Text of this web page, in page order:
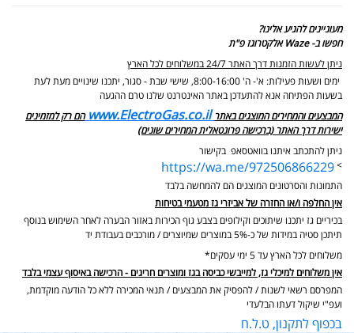
מעוניינים להגיע אלינו?
חפשו ב- Waze אלקטרוגז פ"ת
ניתן לעשות הזמנות דרך האתר 24/7 במשלוחים לכל הארץ
ימים ושעות פעילות: א'- ה' 8:00-16:00, שישי שבת - סגור,
יתכנו שינויים מעת לעת
בשעות הפתיחה אנא להתעדכן באתר האינטרנט שלנו טרם ההגעה
המבצעים והמחירים המוצגים באתר www.ElectroGas.co.il הם רק למזמינים
ישירות דרך האתר (ברכישה פרונטאלית המחירים שונים)
ניתן להתכתב איתנו בוואטסאפ בקישור
>
https://wa.me/972506866229
התמונות והסרטונים המוצגים הם להמחשה בלבד
אין החלפה ו/או החזרה של אביזרי גז מטעמי בטיחות
בכיריים גז יתכנו שיתוכים וקילופים בצבע גוף הכירות באזור הבערה לאחר השימוש בנוסף
תיתכן סטיה במידות של כ-5% במוצרים שמיוצרים / מורכבים בעבודת יד
משלוחים לכל הארץ עד 5 ימי עסקים*
אין משלוחים למיכלי גז, למייבשי כביסה בגז ומוצרים חריגים - הרכישה באיסוף עצמי בלבד
המפרסם רשאי לשנות / להפסיק את המבצעים / תנאי המכירה ללא כל הודעה מוקדמת,
ועפ"י שיקול דעתו הבלעדי
בכפוף לתקנון, ט.ל.ח